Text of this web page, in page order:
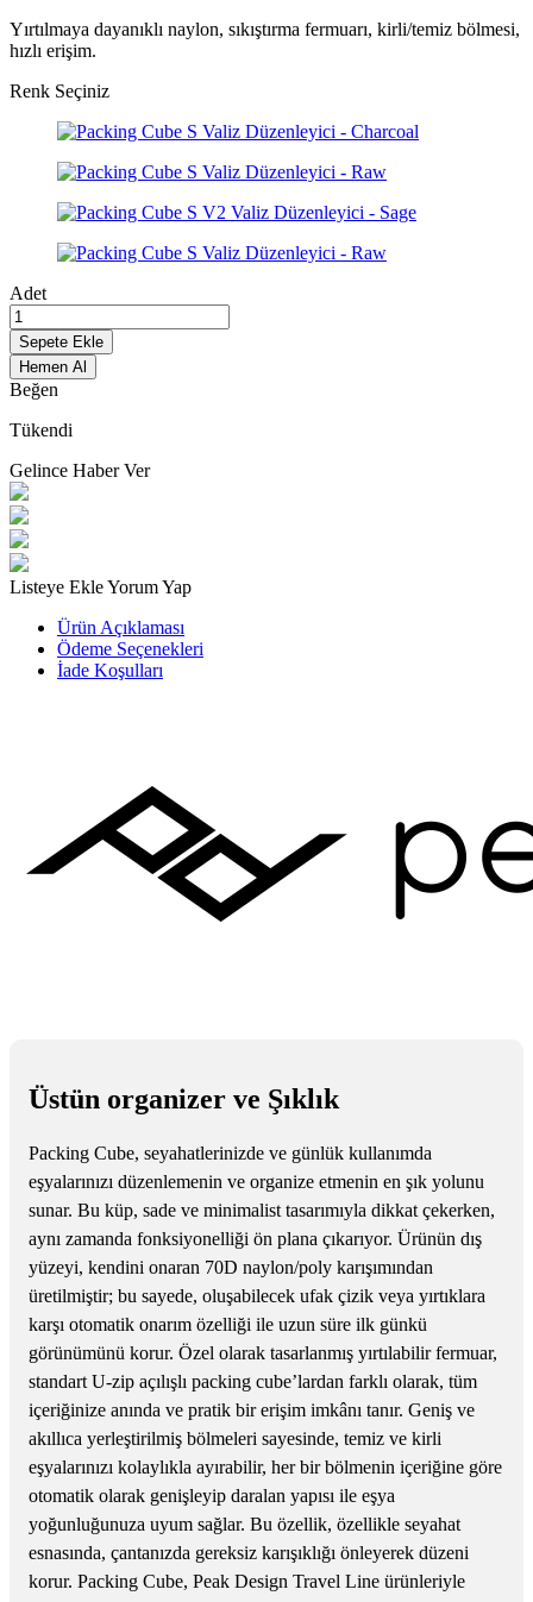
Yırtılmaya dayanıklı naylon, sıkıştırma fermuarı, kirli/temiz bölmesi,
hızlı erişim.
Renk Seçiniz
Adet
Sepete Ekle
Hemen Al
Beğen
Tükendi
Gelince Haber Ver
Listeye EkleYorum Yap
Ürün Açıklaması
Ödeme Seçenekleri
İade Koşulları
Üstün organizer ve Şıklık
Packing Cube, seyahatlerinizde ve günlük kullanımda
eşyalarınızı düzenlemenin ve organize etmenin en şık yolunu
sunar. Bu küp, sade ve minimalist tasarımıyla dikkat çekerken,
aynı zamanda fonksiyonelliği ön plana çıkarıyor. Ürünün dış
yüzeyi, kendini onaran 70D naylon/poly karışımından
üretilmiştir; bu sayede, oluşabilecek ufak çizik veya yırtıklara
karşı otomatik onarım özelliği ile uzun süre ilk günkü
görünümünü korur. Özel olarak tasarlanmış yırtılabilir fermuar,
standart U-zip açılışlı packing cube’lardan farklı olarak, tüm
içeriğinize anında ve pratik bir erişim imkânı tanır. Geniş ve
akıllıca yerleştirilmiş bölmeleri sayesinde, temiz ve kirli
eşyalarınızı kolaylıkla ayırabilir, her bir bölmenin içeriğine göre
otomatik olarak genişleyip daralan yapısı ile eşya
yoğunluğunuza uyum sağlar. Bu özellik, özellikle seyahat
esnasında, çantanızda gereksiz karışıklığı önleyerek düzeni
korur. Packing Cube, Peak Design Travel Line ürünleriyle